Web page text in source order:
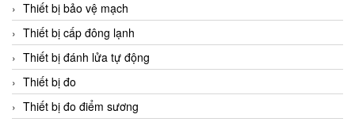
Thiết bị bảo vệ mạch
Thiết bị cấp đông lạnh
Thiết bị đánh lửa tự động
Thiết bị đo
Thiết bị đo điểm sương